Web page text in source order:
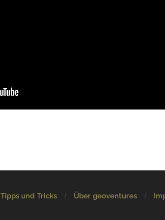
Tipps und Tricks Über geoventures